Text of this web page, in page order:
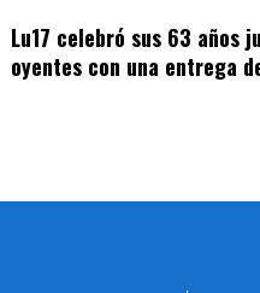
Lu17 celebró sus 63 años
oyentes con una entrega